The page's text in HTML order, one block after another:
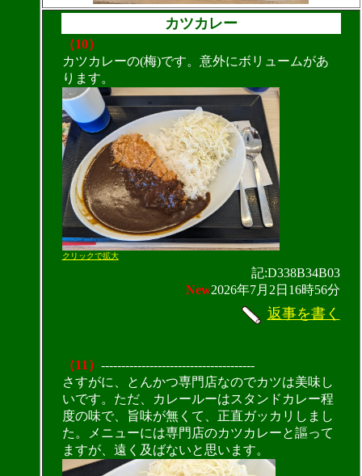
カツカレー
（10）
カツカレーの(梅)です。意外にボリュームがあ
ります。
クリックで拡大
記:D338B34B03
New2026年7月2日16時56分
返事を書く
（11） --------------------------------------
さすがに、とんかつ専門店なのでカツは美味し
いです。ただ、カレールーはスタンドカレー程
度の味で、旨味が無くて、正直ガッカリしまし
た。メニューには専門店のカツカレーと謳って
ますが、遠く及ばないと思います。